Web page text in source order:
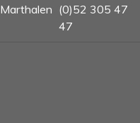
(0)52 305 47
47